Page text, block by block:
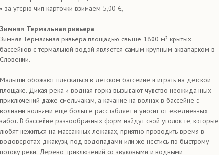
• за утерю чип-карточки взимаем 5,00 €,
Зимняя Термальная ривьера
Зимняя Термальная ривьера площадью свыше 1800 м² крытых
бассейнов с термальной водой является самым крупным аквапарком в
Словении.
Малыши обожают плескаться в детском бассейне и играть на детской
площаке. Дикая река и водная горка вызывают чувство неожиданных
приключений даже смельчакам, а качание на волнах в бассейне с
волнами волнами еще больше расслабляет и уносит от ежедневных
забот. В бассейне разнообразных форм найдут свой уголок те, которые
любят нежиться на массажных лежаках, приятно проводить время в
водоворотах-джакузи, под водопадами или же нестись по быстрому
потоку реки. Дерево приключений со звуковыми и водными